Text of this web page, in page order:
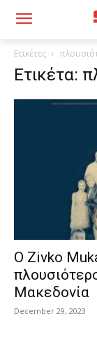
Ετικέτες
Ετικέτα:
O Zivko
Μακεδονία
December 29, 2023